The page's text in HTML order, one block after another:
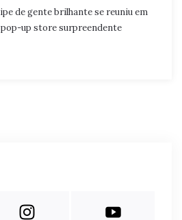
de gente brilhante se reuniu em
up store surpreendente